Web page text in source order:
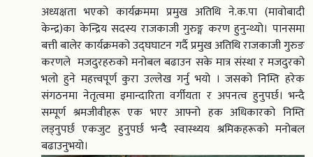
अध्यक्षता भएको कार्यक्रममा प्रमुख अतिथि ने.क.पा (मावोबादी
केन्द्र)का केन्द्रिय सदस्य राजकाजी गुरुङ्ग करण हुनुन्थ्यो। पानसमा
बत्ती बालेर कार्यक्रमको उद्घघाटन गर्दै प्रमुख अतिथि राजकाजी गुरुङ
करणले मजदुरहरुको मनोबल बढाउन सके मात्र संस्था र मजदुरको
भलो हुने महत्त्वपूर्ण कुरा उल्लेख गर्नु भयो । जसको निम्ति हरेक
संगठनमा नेतृत्वमा इमान्दारिता वर्गीयता र अपनत्व हुनुपर्छ। भन्दै
सम्पूर्ण श्रमजीवीहरू एक भएर आफ्नो हक अधिकारको निम्ति
लड्नुपर्छ एकजुट हुनुपर्छ भन्दैै स्वास्थ्यय श्रमिकहरूको मनोबल
बढाउनुभयो।